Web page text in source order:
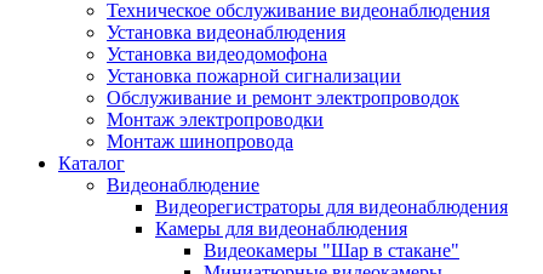
Техническое обслуживание видеонаблюдения
Установка видеонаблюдения
Установка видеодомофона
Установка пожарной сигнализации
Обслуживание и ремонт электропроводок
Монтаж электропроводки
Монтаж шинопровода
Каталог
Видеонаблюдение
Видеорегистраторы для видеонаблюдения
Камеры для видеонаблюдения
Видеокамеры "Шар в стакане"